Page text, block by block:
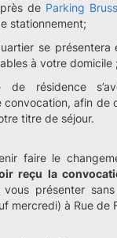
de Parking
stationnement;
se
à votre domicile ;
de résidence
convocation, afin de
titre de séjour.
faire le
reçu la
présenter
mercredi) à Rue de